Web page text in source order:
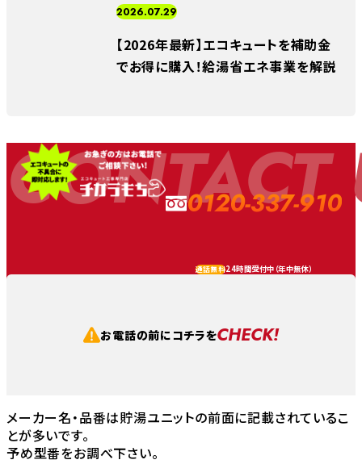
2026.07.29
【2026年最新】エコキュートを補助金
でお得に購入！給湯省エネ事業を解説
CONTACT
0120-337-910
通話無料24時間受付中（年中無休）
お電話の前にコチラをCHECK!
メーカー名・品番は貯湯ユニットの前面に記載されているこ
とが多いです。
予め型番をお調べ下さい。